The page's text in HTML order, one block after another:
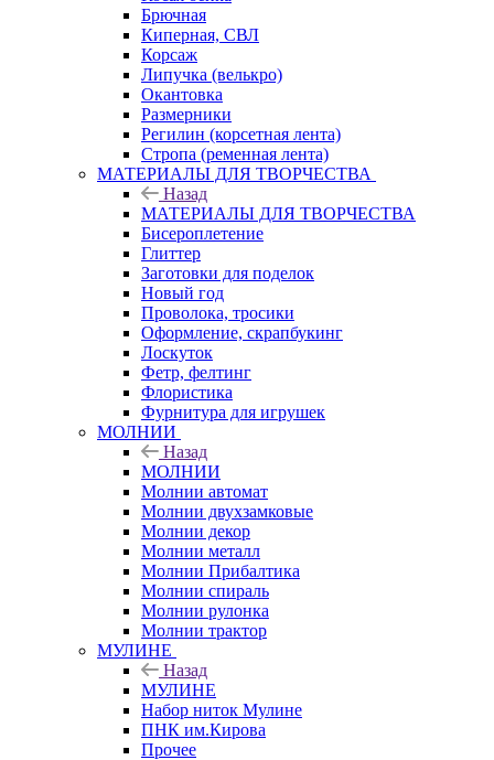
Брючная
Киперная, СВЛ
Корсаж
Липучка (велькро)
Окантовка
Размерники
Регилин (корсетная лента)
Стропа (ременная лента)
МАТЕРИАЛЫ ДЛЯ ТВОРЧЕСТВА
Назад
МАТЕРИАЛЫ ДЛЯ ТВОРЧЕСТВА
Бисероплетение
Глиттер
Заготовки для поделок
Новый год
Проволока, тросики
Оформление, скрапбукинг
Лоскуток
Фетр, фелтинг
Флористика
Фурнитура для игрушек
МОЛНИИ
Назад
МОЛНИИ
Молнии автомат
Молнии двухзамковые
Молнии декор
Молнии металл
Молнии Прибалтика
Молнии спираль
Молнии рулонка
Молнии трактор
МУЛИНЕ
Назад
МУЛИНЕ
Набор ниток Мулине
ПНК им.Кирова
Прочее